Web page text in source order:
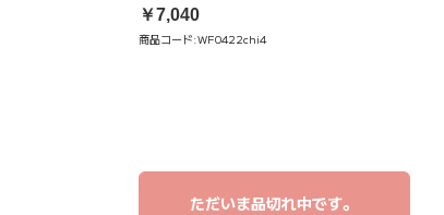
￥7,040
商品コード:WF0422chi4
ただいま品切れ中です。